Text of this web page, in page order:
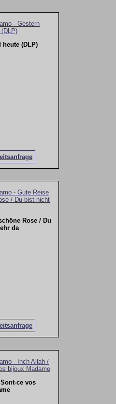
heute (DLP)
Rose / Du
da
ce vos